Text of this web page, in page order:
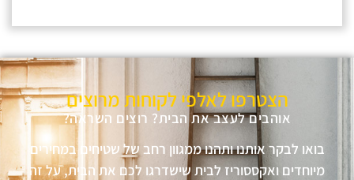
הצטרפו לאלפי לקוחות מרוצים
אוהבים לעצב את הבית? רוצים השראה?
בואו לבקר אותנו ותהנו ממגוון רחב של שטיחים במחירים
מיוחדים ואקססוריז לבית שישדרגו לכם את הבית, על זה